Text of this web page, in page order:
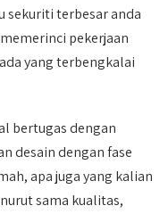
sekuriti terbesar anda
pekerjaan
yang terbengkalai
bertugas dengan
desain dengan fase
apa juga yang kalian
sama kualitas,